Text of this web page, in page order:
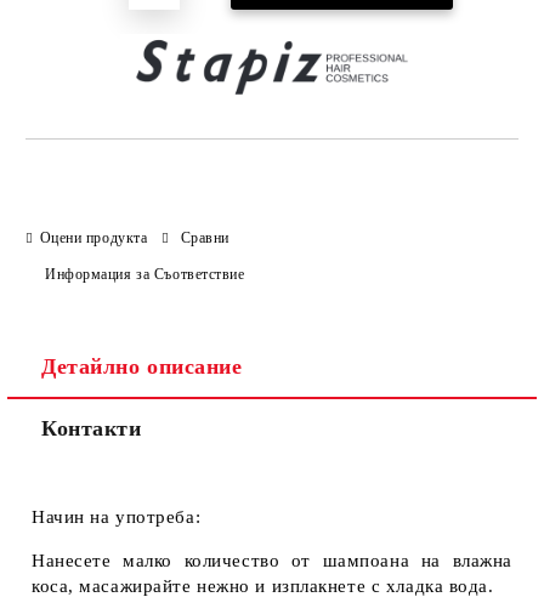
Оцени продукта Сравни
Информация за Съответствие
Детайлно описание
Контакти
Начин на употреба:
Нанесете малко количество от шампоана на влажна
коса, масажирайте нежно и изплакнете с хладка вода.